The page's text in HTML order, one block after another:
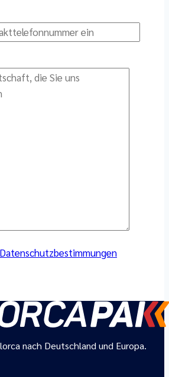
Datenschutzbestimmungen
nach Deutschland und Europa.